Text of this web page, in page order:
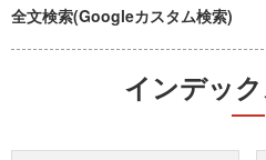
全文検索(Googleカスタム検索)
インデッ